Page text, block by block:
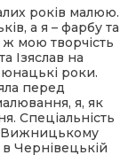
років малюю.
а я – фарбу та
ж мою творчість
Ізяслав на
роки.
перед
я, як
Спеціальність
Вижницькому
Чернівецькій